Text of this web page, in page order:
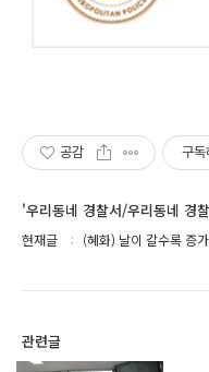
공감 구독
'우리동네 경찰서/우리동네 경
현재글 (혜화) 날이 갈수록 증
관련글